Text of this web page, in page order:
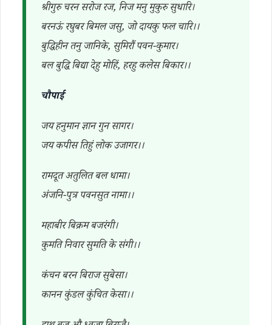
श्रीगुरु चरन सरोज रज, निज मनु मुकुरु सुधारि।
बरनऊं रघुबर बिमल जसु, जो दायकु फल चारि।।
बुद्धिहीन तनु जानिके, सुमिरौं पवन-कुमार।
बल बुद्धि बिद्या देहु मोहिं, हरहु कलेस बिकार।।
चौपाई
जय हनुमान ज्ञान गुन सागर।
जय कपीस तिहुं लोक उजागर।।
रामदूत अतुलित बल धामा।
अंजनि-पुत्र पवनसुत नामा।।
महाबीर बिक्रम बजरंगी।
कुमति निवार सुमति के संगी।।
कंचन बरन बिराज सुबेसा।
कानन कुंडल कुंचित केसा।।